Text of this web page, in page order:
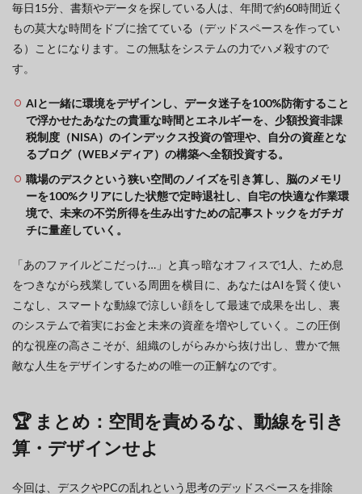
毎日15分、書類やデータを探している人は、年間で約60時間近く
もの莫大な時間をドブに捨てている（デッドスペースを作ってい
る）ことになります。この無駄をシステムの力でハメ殺すので
す。
AIと一緒に環境をデザインし、データ迷子を100%防衛すること
で浮かせたあなたの貴重な時間とエネルギーを、少額投資非課
税制度（NISA）のインデックス投資の管理や、自分の資産とな
るブログ（WEBメディア）の構築へ全額投資する。
職場のデスクという狭い空間のノイズを引き算し、脳のメモリ
ーを100%クリアにした状態で定時退社し、自宅の快適な作業環
境で、未来の不労所得を生み出すための記事ストックをガチガ
チに量産していく。
「あのファイルどこだっけ…」と真っ暗なオフィスで1人、ため息
をつきながら残業している周囲を横目に、あなたはAIを賢く使い
こなし、スマートな動線で涼しい顔をして最速で成果を出し、裏
のシステムで着実にお金と未来の資産を増やしていく。この圧倒
的な視座の高さこそが、組織のしがらみから抜け出し、豊かで無
敵な人生をデザインするための唯一の正解なのです。
🏆 まとめ：空間を責めるな、動線を引き
算・デザインせよ
今回は、デスクやPCの乱れという思考のデッドスペースを排除